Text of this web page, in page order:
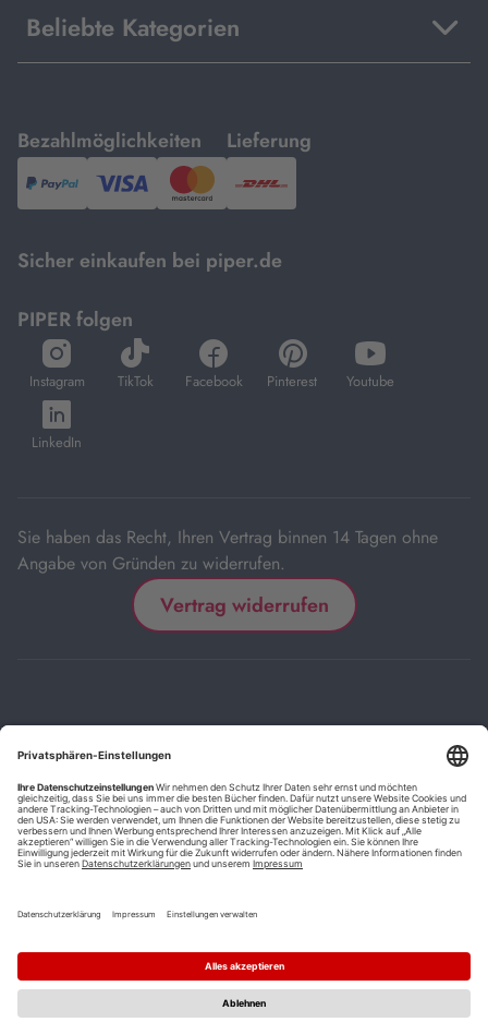
Beliebte Kategorien
Bezahlmöglichkeiten
mit
PayPal,Visa
und
Lieferung
mit
DHL.
Sicher einkaufen bei piper.de
PIPER folgen
Instagram
öffnet
in
neuem
Tab
TikTok
öffnet
in
Facebook
öffnet
in
Pinterest
öffnet
in
Youtube
öffnet
in
LinkedIn
öffnet
in
Sie haben das Recht, Ihren Vertrag binnen 14 Tagen ohne
Angabe von Gründen zu widerrufen.
Vertrag widerrufen
BarrierefreiheitserklärungCookie-Einstellungen
*
Die mit Sternchen (*) gekennzeichneten Links sind Affiliate-Links.
Wenn Sie auf einen solchen Link klicken und auf der Zielseite etwas
kaufen, bekommen wir vom betreffenden Anbieter oder Online-Shop
Kauf oder Preis.
Mehrwertsteuer.
Versand innerhalb Deutschlands versandkostenfrei ab 9,00 €
Bestellwert.
2
Vorbestellung ab 30 Tage vor Erscheinungstermin möglich.